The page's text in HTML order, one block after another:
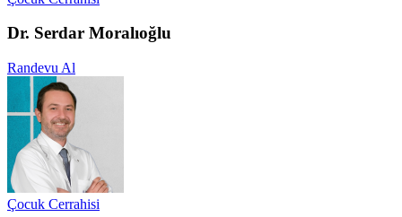
Dr. Serdar Moralıoğlu
Randevu Al
Çocuk Cerrahisi